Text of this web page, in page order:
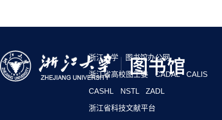
浙江大学
图书馆办公网
浙江省高校图工委
CADAL
CALIS
CASHL
NSTL
ZADL
浙江省科技文献平台